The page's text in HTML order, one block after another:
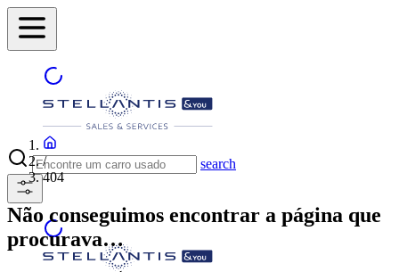
search
/
404
Não conseguimos encontrar a página que
procurava…